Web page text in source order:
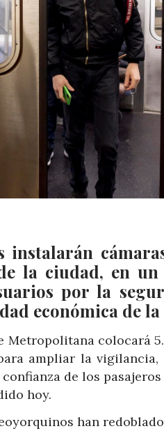
instalarán
la ciudad, en
por la
económica de
colocará
ampliar la
de los
hoy.
han